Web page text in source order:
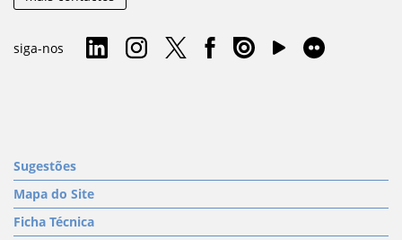
siga-nos
Sugestões
Mapa do Site
Ficha Técnica